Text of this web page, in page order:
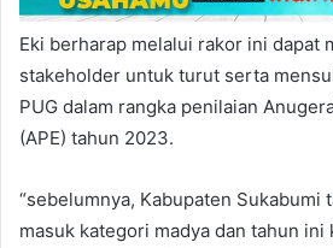
Eki berharap melalui rakor ini dapat
stakeholder untuk turut serta
PUG dalam rangka penilaian
(APE) tahun 2023.
“sebelumnya, Kabupaten Sukabumi
masuk kategori madya dan tahun ini